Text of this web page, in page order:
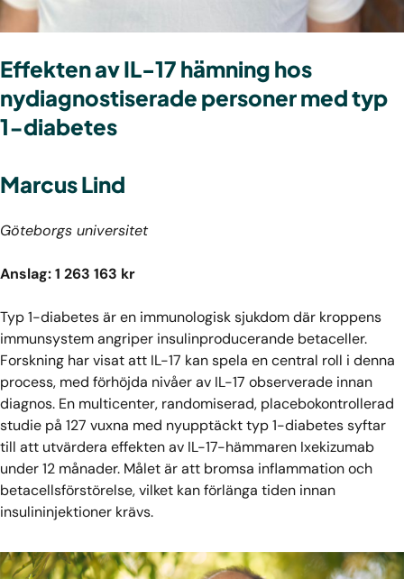
Effekten av IL-17 hämning hos
nydiagnostiserade personer med typ
1-diabetes
Marcus Lind
Göteborgs universitet
Anslag: 1 263 163 kr
Typ 1-diabetes är en immunologisk sjukdom där kroppens
immunsystem angriper insulinproducerande betaceller.
Forskning har visat att IL-17 kan spela en central roll i denna
process, med förhöjda nivåer av IL-17 observerade innan
diagnos. En multicenter, randomiserad, placebokontrollerad
studie på 127 vuxna med nyupptäckt typ 1-diabetes syftar
till att utvärdera effekten av IL-17-hämmaren Ixekizumab
under 12 månader. Målet är att bromsa inflammation och
betacellsförstörelse, vilket kan förlänga tiden innan
insulininjektioner krävs.